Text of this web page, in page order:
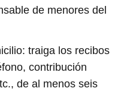
de menores del
traiga los recibos
contribución
de al menos seis